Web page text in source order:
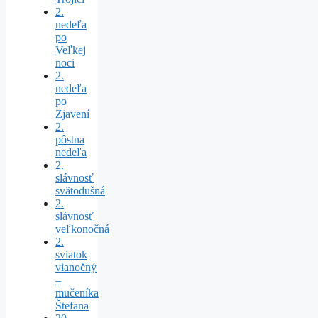
2.
nedeľa
po
Veľkej
noci
2.
nedeľa
po
Zjavení
2.
pôstna
nedeľa
2.
slávnosť
svätodušná
2.
slávnosť
veľkonočná
2.
sviatok
vianočný
–
mučeníka
Štefana